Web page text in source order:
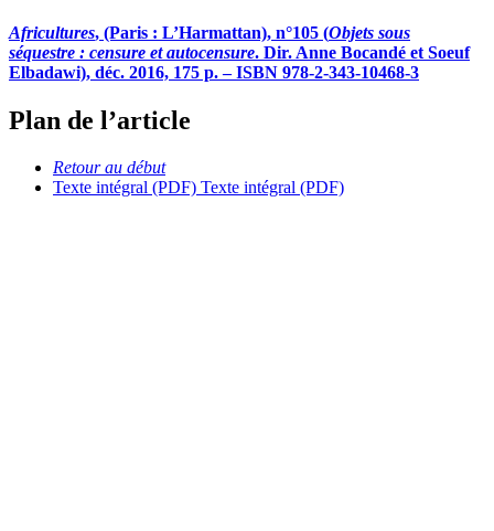
Africultures, (Paris : L’Harmattan), n°105 (Objets sous
séquestre : censure et autocensure. Dir. Anne Bocandé et Soeuf
Elbadawi), déc. 2016, 175 p. – ISBN 978-2-343-10468-3
Plan de l’article
Retour au début
Texte intégral (PDF) Texte intégral (PDF)